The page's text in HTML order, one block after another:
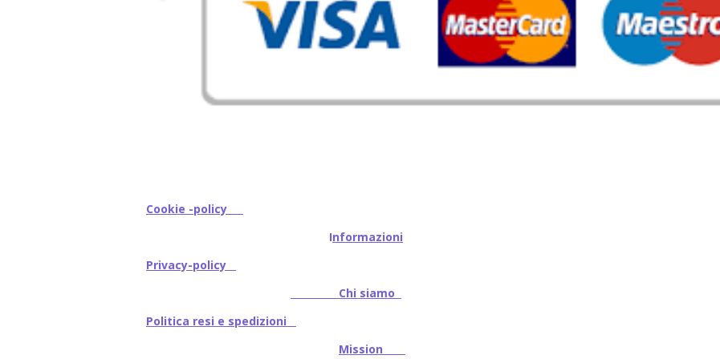
Cookie -policy
Informazioni
Privacy-policy
Chi siamo
Politica resi e spedizioni
Mission